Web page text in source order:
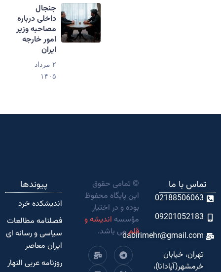
جنجال
داخلی درباره
مصاحبه وزیر
امور خارجه
ایران
۲ مرداد
۱۴۰۵
تماس با ما
02188506063
09201052183
dabirimehr@gmail.com
تهران، خیابان
خرمشهر(آپادانا)،
© تمامی حقوق
این پایگاه محفوظ
بوده و در اختیار
مؤسسه اندیشه و
قلممی باشد.
پیوندها
اندیشکده‌ خرد
فصلنامه مطالعات
سیاسی و رسانه ای
ایران معاصر
روزنامه عربی النهار